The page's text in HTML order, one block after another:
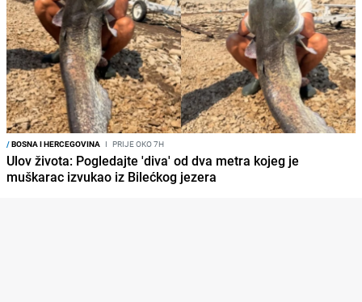
/BOSNA I HERCEGOVINA I PRIJE OKO 7H
Ulov života: Pogledajte 'diva' od dva metra kojeg je
muškarac izvukao iz Bilećkog jezera